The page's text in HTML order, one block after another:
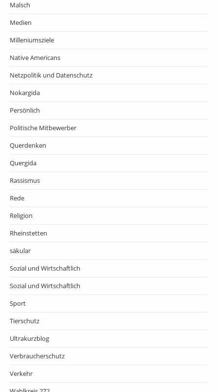
Malsch
Medien
Milleniumsziele
Native Americans
Netzpolitik und Datenschutz
Nokargida
Persönlich
Politische Mitbewerber
Querdenken
Quergida
Rassismus
Rede
Religion
Rheinstetten
säkular
Sozial und Wirtschaftlich
Sozial und Wirtschaftlich
Sport
Tierschutz
Ultrakurzblog
Verbraucherschutz
Verkehr